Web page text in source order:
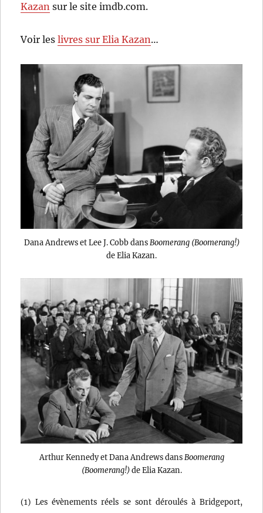
Kazan sur le site imdb.com.
Voir leslivres sur Elia Kazan…
Dana Andrews et Lee J. Cobb dans Boomerang (Boomerang!)
de Elia Kazan.
Arthur Kennedy et Dana Andrews dansBoomerang
(Boomerang!)de Elia Kazan.
(1) Les évènements réels se sont déroulés à Bridgeport,